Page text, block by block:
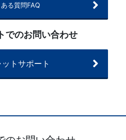
ある質問FAQ
でのお問い合わせ
トサポート